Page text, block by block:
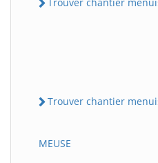
Trouver chantier
MEUSE